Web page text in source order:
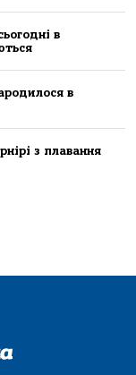
в
в
з плавання